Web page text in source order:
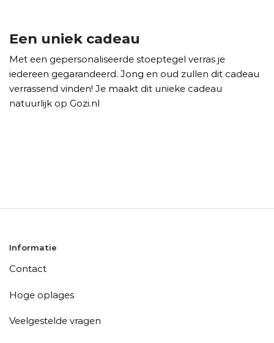
Een uniek cadeau
Met een gepersonaliseerde stoeptegel verras je
iedereen gegarandeerd. Jong en oud zullen dit cadeau
verrassend vinden! Je maakt dit unieke cadeau
natuurlijk op Gozi.nl
Informatie
Contact
Hoge oplages
Veelgestelde vragen